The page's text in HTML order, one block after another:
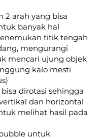
2 arah yang bisa
banyak hal
titik tengah
mengurangi
mencari ujung objek
kalo mesti
dirotasi sehingga
dan horizontal
melihat hasil pada
untuk